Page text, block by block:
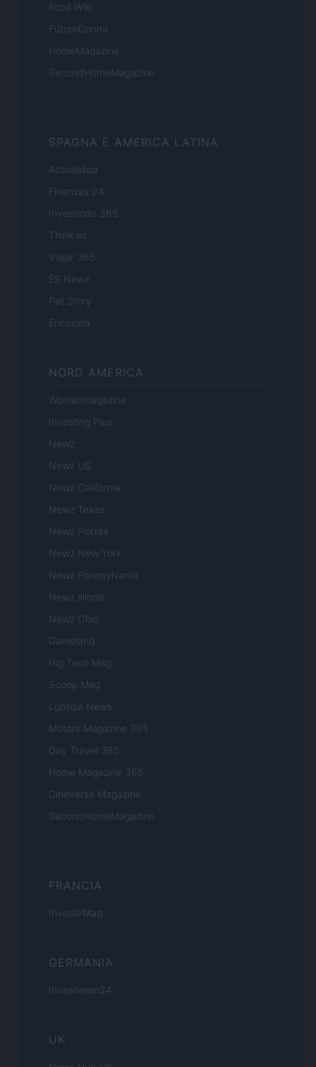
Food Wiki
FuturoDonna
HomeMagazine
SecondHomeMagazine
SPAGNA E AMERICA LATINA
Actualidad
Finanzas 24
Investindo 365
Think.es
Viajar 365
ES Newz
Pet Story
Encocina
NORD AMERICA
Womanmagazine
Investing Plus
Newz
Newz US
Newz California
Newz Texas
Newz Florida
Newz New York
Newz Pennsylvania
Newz Illinois
Newz Ohio
Gameland
Hig Tech Mag
Scoop Mag
Lgbtqia News
Motors Magazine 365
Day Travel 365
Home Magazine 365
Cineverse Magazine
SecondHomeMagazine
FRANCIA
InvestirMag
GERMANIA
Investieren24
UK